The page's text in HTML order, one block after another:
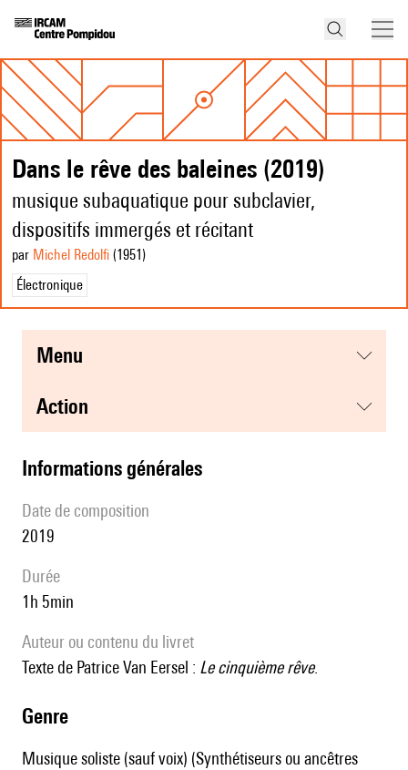
Dans le rêve des baleines (2019)
musique subaquatique pour subclavier,
dispositifs immergés et récitant
par Michel Redolfi (1951 )
Électronique
menu
action
informations générales
date de composition
2019
durée
1h 5min
Auteur ou contenu du livret
Texte de Patrice Van Eersel : Le cinquième rêve.
genre
Musique soliste (sauf voix) (Synthétiseurs ou ancêtres